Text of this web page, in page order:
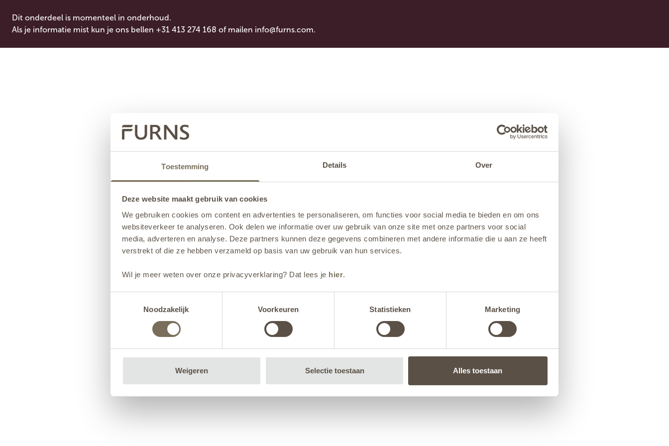
Toestemming Details Over
Deze website maakt gebruik van cookies
We gebruiken cookies om content en advertenties te personaliseren, om functies voor social media te bieden en om ons
websiteverkeer te analyseren. Ook delen we informatie over uw gebruik van onze site met onze partners voor social
media, adverteren en analyse. Deze partners kunnen deze gegevens combineren met andere informatie die u aan ze heeft
verstrekt of die ze hebben verzameld op basis van uw gebruik van hun services.
Wil je meer weten over onze privacyverklaring? Dat lees je hier.
Noodzakelijk
Voorkeuren Statistieken Marketing
Weigeren Selectie toestaan Alles toestaan
Dit onderdeel is momenteel in onderhoud.
Als je informatie mist kun je ons bellen +31 413 274 168 of mailen info@furns.com.